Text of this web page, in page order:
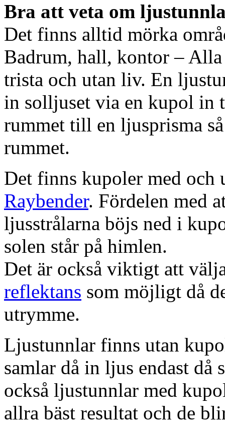
Bra att veta om
Det finns alltid mörka
Badrum, hall, kontor – Alla
trista och utan liv. En
in solljuset via en kupol in
rummet till en ljusprisma
rummet.
Det finns kupoler med och
Raybender. Fördelen med
ljusstrålarna böjs ned i
solen står på himlen.
Det är också viktigt att
reflektans som möjligt då
utrymme.
Ljustunnlar finns utan
samlar då in ljus endast då
också ljustunnlar med
allra bäst resultat och de